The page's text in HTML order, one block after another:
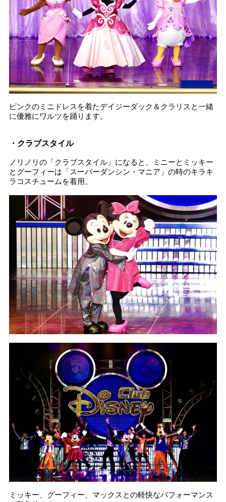
ピンクのミニドレスを着たデイジーダック＆クラリスと一緒
に優雅にワルツを踊ります。
・クラブスタイル
ノリノリの「クラブスタイル」になると、ミニーとミッキー
とグーフィーは「スーパーダンシン・マニア」の時のキラキ
ラコスチュームを着用。
ミッキー、グーフィー、マックスとの軽快なパフォーマンス